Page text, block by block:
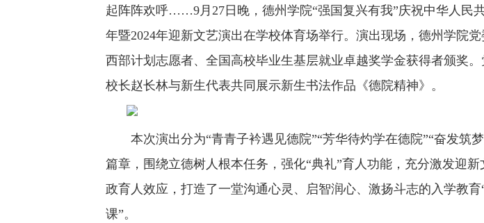
起阵阵欢呼……9月27日晚，德州学院“强国复兴有我”庆祝中华人民
年暨2024年迎新文艺演出在学校体育场举行。演出现场，德州学院
西部计划志愿者、全国高校毕业生基层就业卓越奖学金获得者颁奖。
校长赵长林与新生代表共同展示新生书法作品《德院精神》。
本次演出分为“青青子衿遇见德院”“芳华待灼学在德院”“奋发筑
篇章，围绕立德树人根本任务，强化“典礼”育人功能，充分激发迎新
政育人效应，打造了一堂沟通心灵、启智润心、激扬斗志的入学教育
课”。